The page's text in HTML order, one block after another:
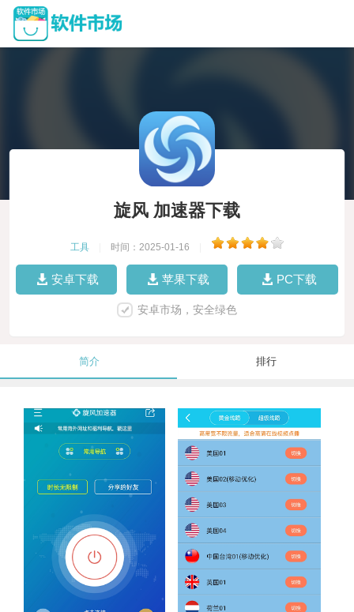
旋风 加速器下载
工具 时间：2025-01-16
安卓下载 苹果下载 PC下载
安卓市场，安全绿色
简介 排行